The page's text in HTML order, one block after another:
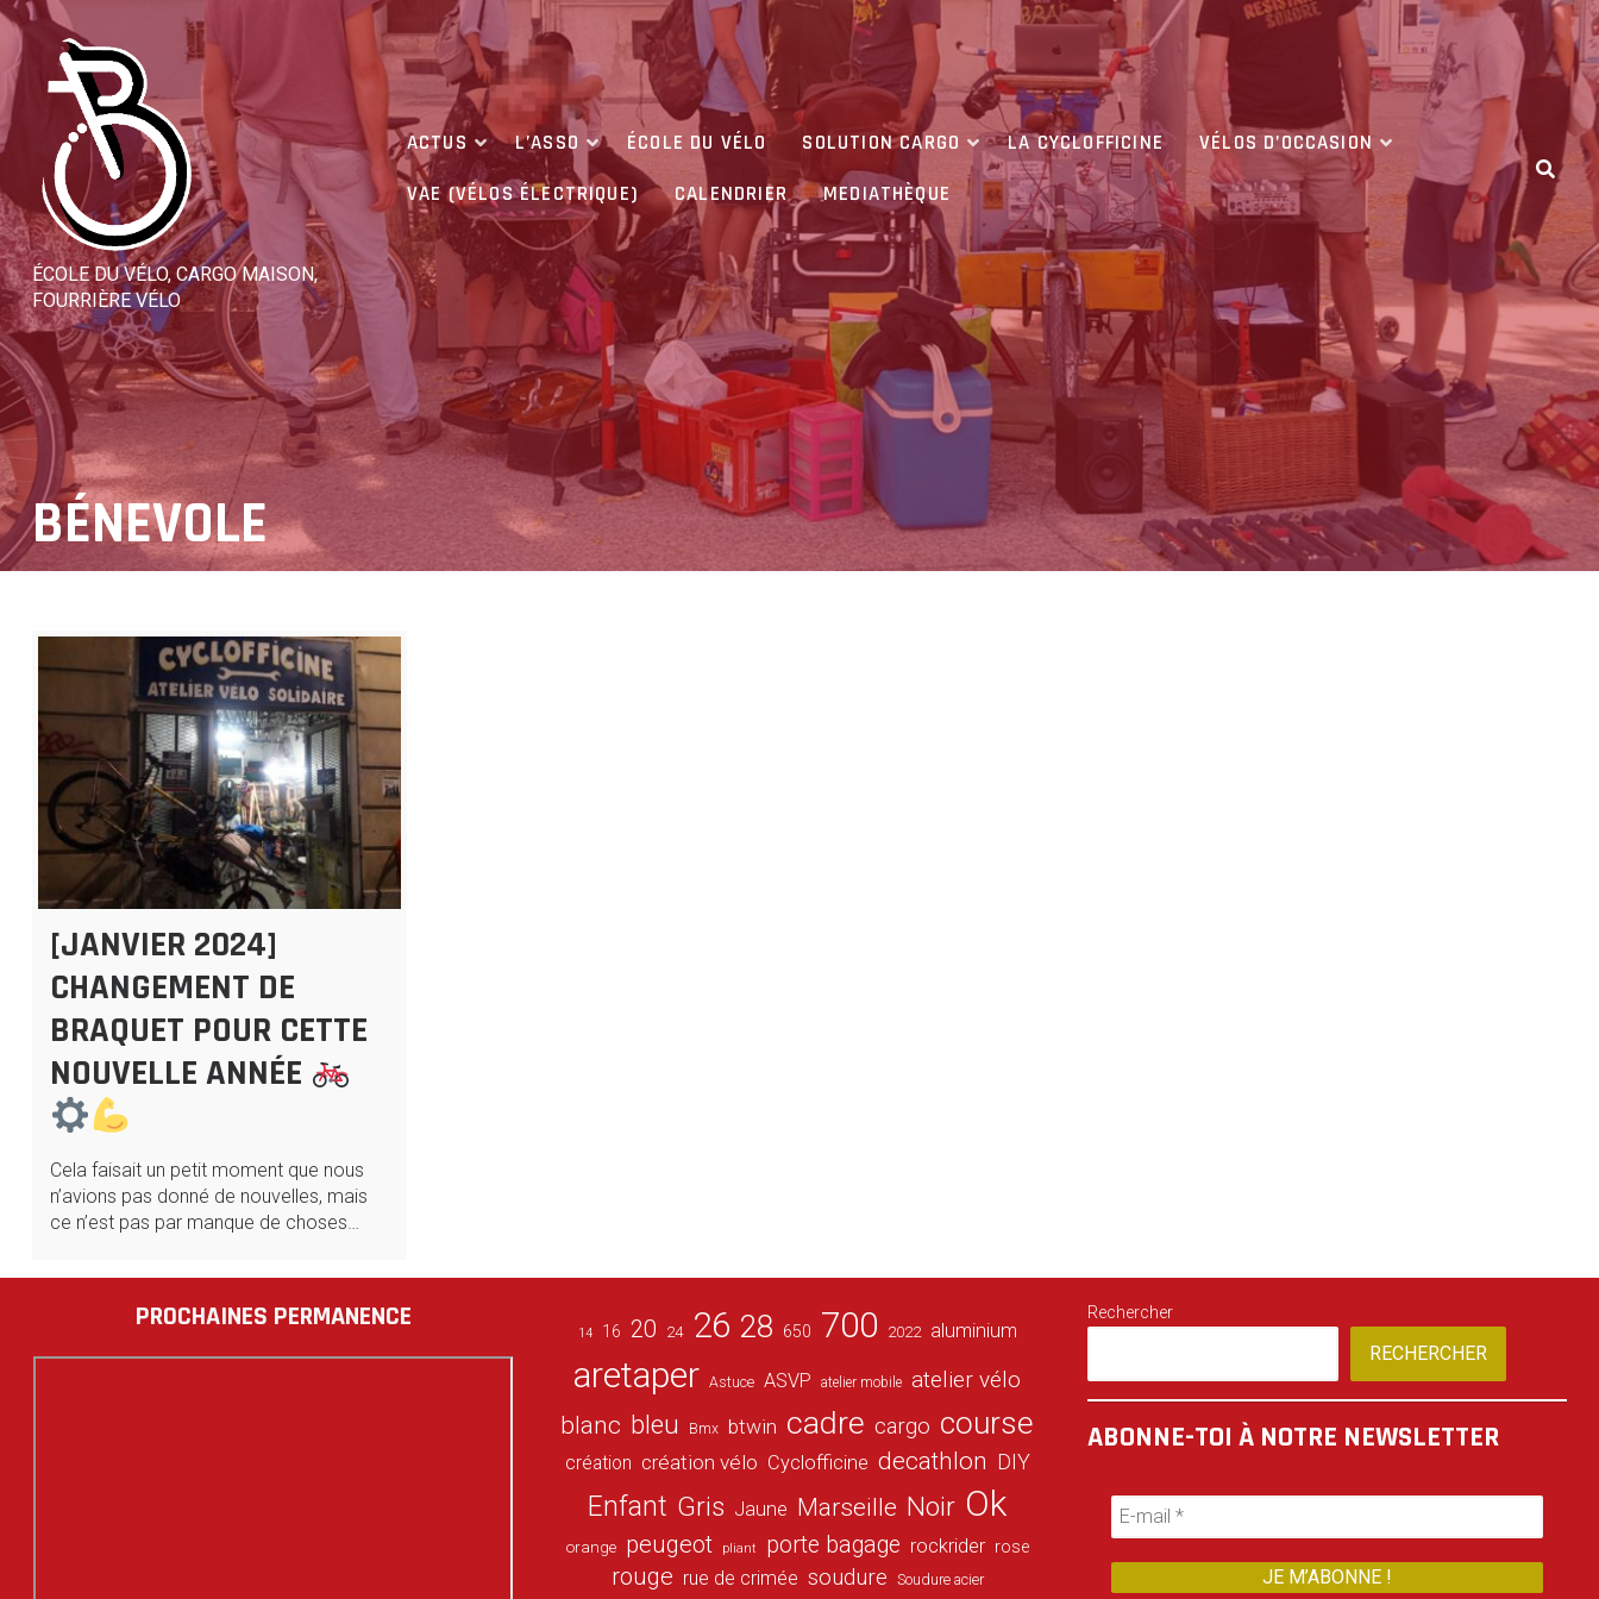
Skip
content
ÉCOLE DU VÉLO, CARGO MAISON,
FOURRIÈRE VÉLO
ACTUS L’ASSO ÉCOLE DU VÉLO SOLUTION CARGO LA CYCLOFFICINE
VÉLOS D’OCCASION
VAE (VÉLOS ÉLECTRIQUE)
CALENDRIER MEDIATHÈQUE
BÉNEVOLE
[JANVIER 2024]
CHANGEMENT DE
BRAQUET POUR CETTE
NOUVELLE ANNÉE
Cela faisait un petit moment que nous
n’avions pas donné de nouvelles, mais
ce n’est pas par manque de choses…
PROCHAINES PERMANENCE 14 16 20 24 26 28 650 700 2022 aluminium
aretaper Astuce ASVP atelier mobile atelier vélo
blanc bleu Bmx btwin cadre cargo course
création création vélo Cyclofficine decathlon DIY
Enfant Gris Jaune Marseille Noir Ok
orange peugeot pliant porte bagage rockrider rose
rouge rue de crimée soudure Soudure acier
Rechercher
RECHERCHER
ABONNE-TOI À NOTRE NEWSLETTER